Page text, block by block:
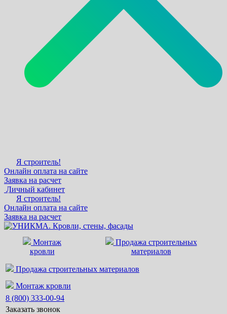
Я строитель!
Онлайн оплата на сайте
Заявка на расчет
Личный кабинет
Я строитель!
Онлайн оплата на сайте
Заявка на расчет
Монтаж
кровли
Продажа строительных
материалов
Продажа строительных материалов
Монтаж кровли
8 (800) 333-00-94
Заказать звонок